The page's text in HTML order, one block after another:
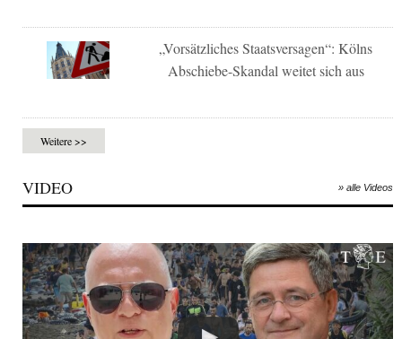
„Vorsätzliches Staatsversagen“: Kölns
Abschiebe-Skandal weitet sich aus
Weitere >>
VIDEO » alle Videos